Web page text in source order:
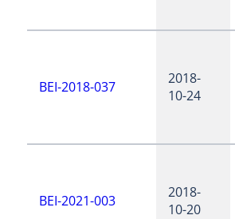
BEI-2018-037
2018-
10-24
BEI-2021-003
2018-
10-20